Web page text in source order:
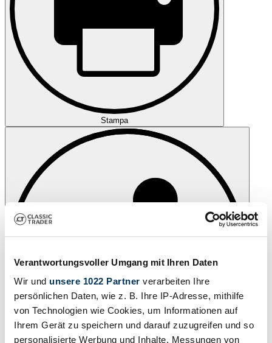
Verantwortungsvoller Umgang mit Ihren Daten
Wir und unsere 1022 Partner verarbeiten Ihre
persönlichen Daten, wie z. B. Ihre IP-Adresse, mithilfe
von Technologien wie Cookies, um Informationen auf
Ihrem Gerät zu speichern und darauf zuzugreifen und so
personalisierte Werbung und Inhalte, Messungen von
Stampa